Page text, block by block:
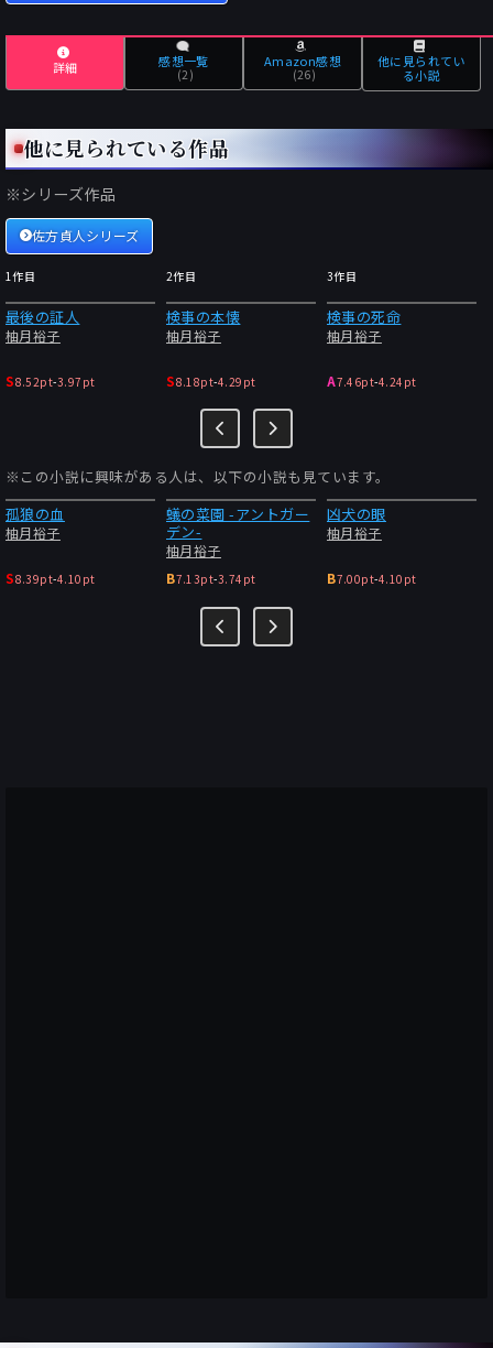
詳細 感想一覧
(2)
Amazon感想
(26)
他に見られてい
る小説
他に見られている作品
※シリーズ作品
佐方貞人シリーズ
1作目
最後の証人
柚月裕子
S8.52pt-3.97pt
2作目
検事の本懐
柚月裕子
S8.18pt-4.29pt
3作目
検事の死命
柚月裕子
A7.46pt-4.24pt
※この小説に興味がある人は、以下の小説も見ています。
孤狼の血
柚月裕子
S8.39pt-4.10pt
蟻の菜園 -アントガー
デン-
柚月裕子
B7.13pt-3.74pt
凶犬の眼
柚月裕子
B7.00pt-4.10pt